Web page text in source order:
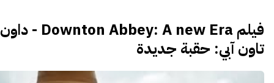
فيلم Downton Abbey: A new Era - داون
تاون آبي: حقبة جديدة